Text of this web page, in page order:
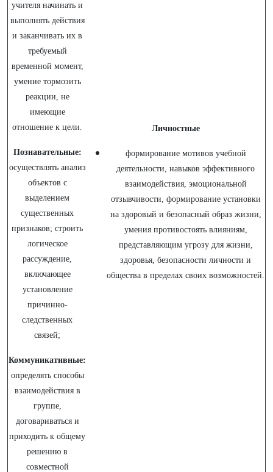
учителя начинать и
выполнять действия
и заканчивать их в
требуемый
временной момент,
умение тормозить
реакции, не
имеющие
отношение к цели.
Познавательные:
осуществлять анализ
объектов с
выделением
существенных
признаков; строить
логическое
рассуждение,
включающее
установление
причинно­
следственных
связей;
Коммуникативные:
определять способы
взаимодействия в
группе,
договариваться и
приходить к общему
решению в
совместной
Личностные
формирование мотивов учебной
деятельности, навыков эффективного
взаимодействия, эмоциональной
отзывчивости, формирование установки
на здоровый и безопасный образ жизни,
умения противостоять влияниям,
представляющим угрозу для жизни,
здоровья, безопасности личности и
общества в пределах своих возможностей.